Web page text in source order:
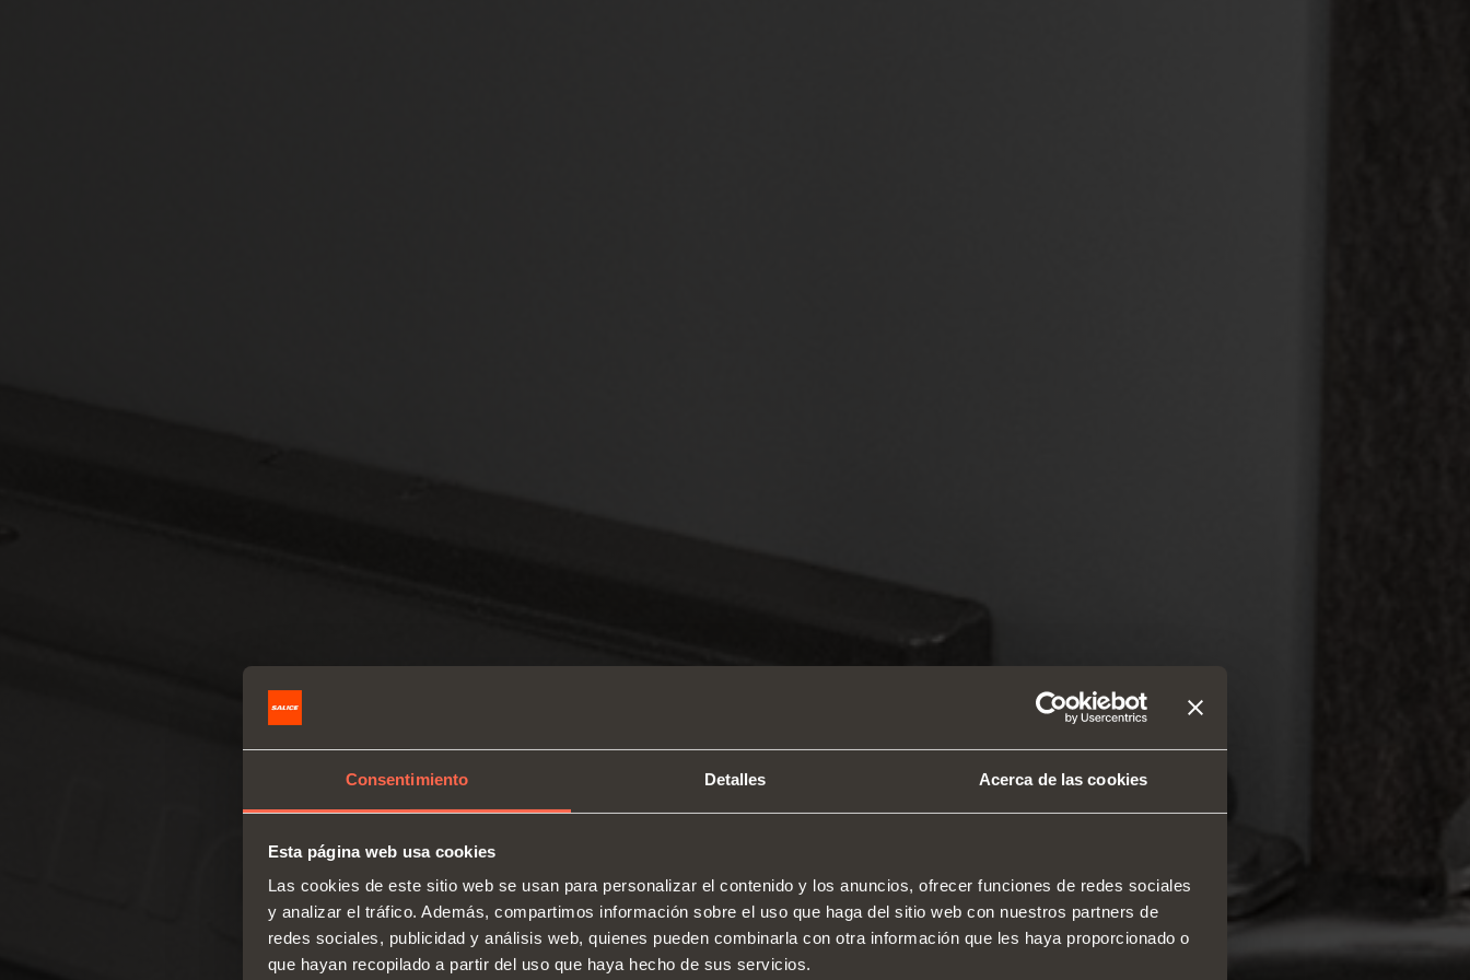
Consentimiento Detalles Acerca de las cookies
Esta página web usa cookies
Las cookies de este sitio web se usan para personalizar el contenido y los anuncios, ofrecer funciones de redes sociales
y analizar el tráfico. Además, compartimos información sobre el uso que haga del sitio web con nuestros partners de
redes sociales, publicidad y análisis web, quienes pueden combinarla con otra información que les haya proporcionado o
que hayan recopilado a partir del uso que haya hecho de sus servicios.
Quiénes somos
Bisagras
Guías y organizadores de espacio